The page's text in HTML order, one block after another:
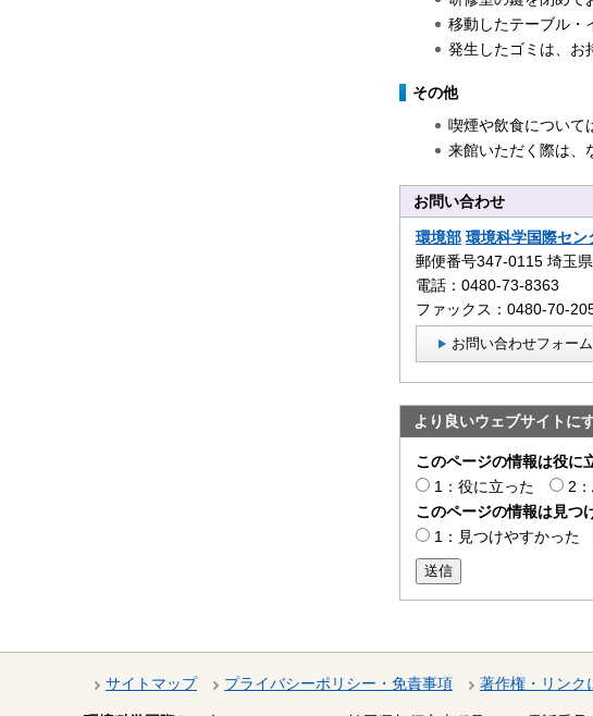
移動したテーブル・
発生したゴミは、お
その他
喫煙や飲食について
来館いただく際は、
お問い合わせ
環境部 環境科学国際セン
郵便番号347-0115 埼玉
電話：0480-73-8363
ファックス：0480-70-
お問い合わせフォーム
より良いウェブサイトに
このページの情報は役に
1：役に立った
2
このページの情報は見つ
1：見つけやすかった
送信
サイトマップ プライバシーポリシー・免責事項 著作権・リンク